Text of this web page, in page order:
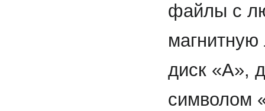
файлы с
диск «А»,
символом